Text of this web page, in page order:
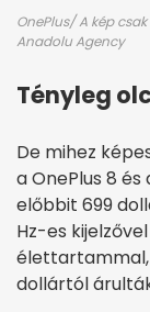
OnePlus/ A kép
Anadolu Agency
Tényleg
De mihez
a OnePlus 8 és
előbbit 699
Hz-es
élettartammal,
dollártól